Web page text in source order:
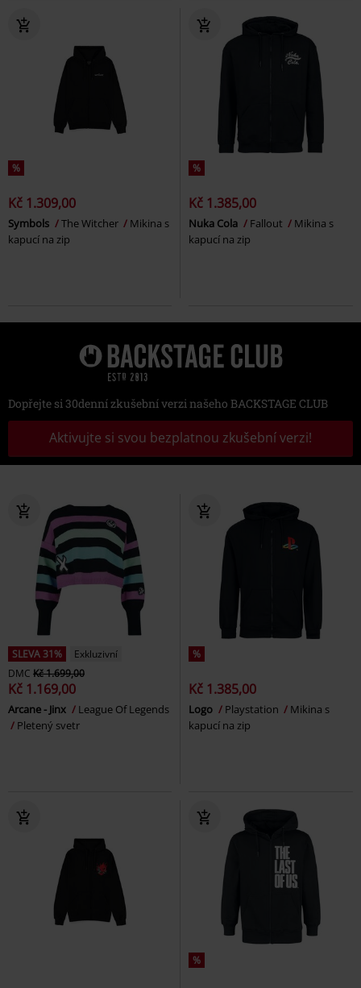
%
Kč 1.309,00
Symbols The Witcher
Mikina s
kapucí na zip
%
Kč 1.385,00
Nuka Cola Fallout
Mikina s
kapucí na zip
Dopřejte si 30denní zkušební verzi našeho BACKSTAGE CLUB
Aktivujte si svou bezplatnou zkušební verzi!
SLEVA 31%
Exkluzivní
DMC Kč 1.699,00
Kč 1.169,00
Arcane - Jinx
League Of Legends
Pletený svetr
%
Kč 1.385,00
Logo Playstation
Mikina s
kapucí na zip
%